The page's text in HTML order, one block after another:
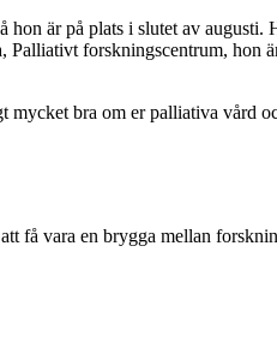
är på plats i slutet av augusti.
forskningscentrum, hon
bra om er palliativa vård
få vara en brygga mellan